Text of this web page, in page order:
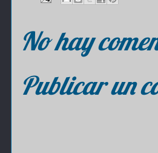
No hay
Publicar un